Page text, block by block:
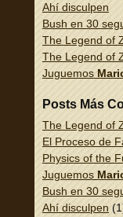
Ahí disculpen
Bush en 30
The Legend of
The Legend of
Juguemos
Posts Más
The Legend of
El Proceso de
Physics of the
Juguemos
Bush en 30
Ahí disculpen